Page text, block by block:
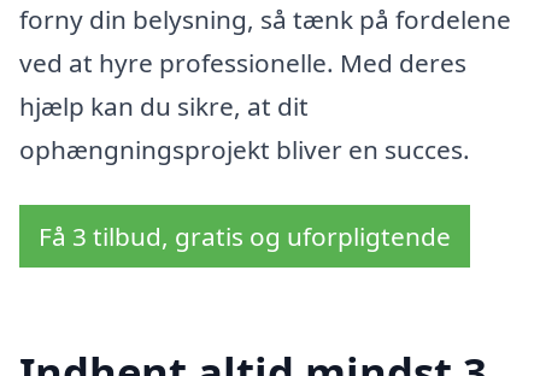
forny din belysning, så tænk på fordelene
ved at hyre professionelle. Med deres
hjælp kan du sikre, at dit
ophængningsprojekt bliver en succes.
Få 3 tilbud, gratis og uforpligtende